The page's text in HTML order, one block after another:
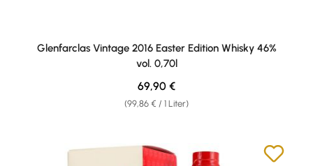
Glenfarclas Vintage 2016 Easter Edition Whisky 46%
vol. 0,70l
(99,86 € / 1 Liter)
Regulärer Preis:
69,90 €